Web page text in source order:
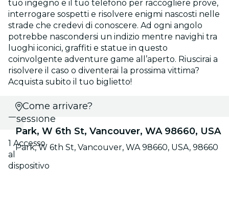
tuo ingegno e il tuo telefono per raccogliere prove,
interrogare sospetti e risolvere enigmi nascosti nelle
strade che credevi di conoscere. Ad ogni angolo
potrebbe nascondersi un indizio mentre navighi tra
luoghi iconici, graffiti e statue in questo
coinvolgente adventure game all’aperto. Riuscirai a
risolvere il caso o diventerai la prossima vittima?
Acquista subito il tuo biglietto!
Seleziona
sessione
1 Accesso
al
dispositivo
Come arrivare?
Park, W 6th St, Vancouver, WA 98660, USA
Park, W 6th St, Vancouver, WA 98660, USA, 98660